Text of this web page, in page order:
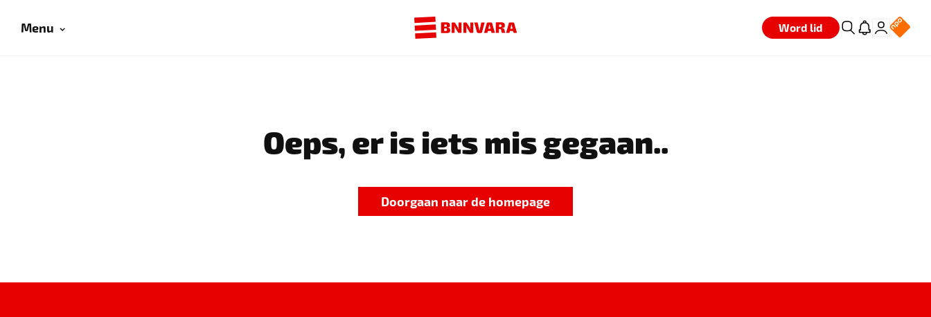
Menu Word lid
Oeps, er is iets mis gegaan..
Doorgaan naar de homepage